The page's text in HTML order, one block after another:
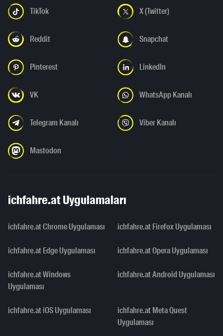
TikTok X (Twitter)
Reddit Snapchat
Pinterest LinkedIn
VK WhatsApp Kanalı
Telegram Kanalı Viber Kanalı
Mastodon
ichfahre.at Uygulamaları
ichfahre.at Chrome Uygulaması ichfahre.at Firefox Uygulaması
ichfahre.at Edge Uygulaması ichfahre.at Opera Uygulaması
ichfahre.at Windows
Uygulaması
ichfahre.at Android Uygulaması
ichfahre.at iOS Uygulaması
ichfahre.at Meta Quest
Uygulaması